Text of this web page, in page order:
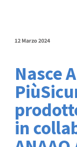
12 Marzo 2024
Nasce
in